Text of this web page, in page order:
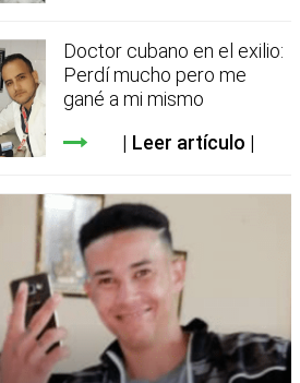
Doctor cubano en el exilio:
Perdí mucho pero me
gané a mi mismo
Leer artículo